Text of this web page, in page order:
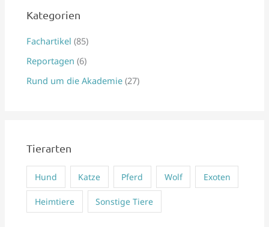
e
n
a
c
Kategorien
Fachartikel (85)
Reportagen (6)
Rund um die Akademie (27)
Tierarten
Hund Katze Pferd Wolf Exoten
Heimtiere Sonstige Tiere